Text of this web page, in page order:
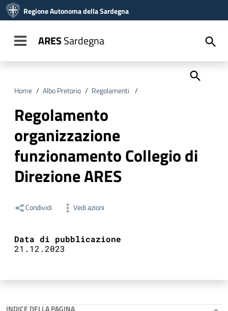
Vai al menu di navigazione
Vai al footer
Regione Autonoma della Sardegna
Toggle navigation
ARESSardegna
Home / Albo Pretorio / Regolamenti /
Regolamento
organizzazione
funzionamento Collegio di
Direzione ARES
Condividi Vedi azioni
Data di pubblicazione
21.12.2023